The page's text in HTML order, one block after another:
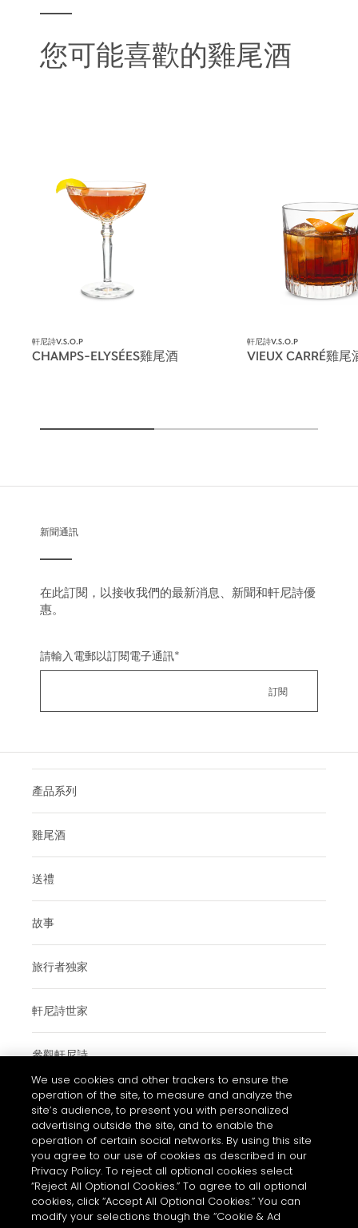
您可能喜歡的雞尾酒
軒尼詩V.S.O.P
CHAMPS-ELYSÉES雞尾酒
軒尼詩V.S.O.P
VIEUX CARRÉ雞尾
新聞通訊
在此訂閱，以接收我們的最新消息、新聞和軒尼詩優
惠。
請輸入電郵以訂閱電子通訊*
產品系列
雞尾酒
送禮
故事
旅行者独家
軒尼詩世家
參觀軒尼詩
使用條款與細則
常見問題
私隱和COOKIES政策通知
聯絡我們
的COOKIE設置
We use cookies and other trackers to ensure the
operation of the site, to measure and analyze the
site’s audience, to present you with personalized
advertising outside the site, and to enable the
operation of certain social networks. By using this site
you agree to our use of cookies as described in our
Privacy Policy. To reject all optional cookies select
“Reject All Optional Cookies.” To agree to all optional
cookies, click “Accept All Optional Cookies.” You can
modify your selections though the “Cookie & Ad